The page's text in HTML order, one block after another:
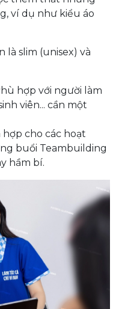
ví dụ như kiểu áo
là slim (unisex) và
hợp với người làm
viên... cần một
hợp cho các hoạt
buổi Teambuilding
hầm bí.